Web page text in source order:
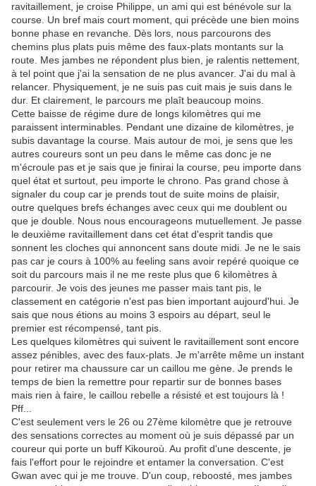
ravitaillement, je croise Philippe, un ami qui est bénévole sur la
course. Un bref mais court moment, qui précède une bien moins
bonne phase en revanche. Dès lors, nous parcourons des
chemins plus plats puis même des faux-plats montants sur la
route. Mes jambes ne répondent plus bien, je ralentis nettement,
à tel point que j'ai la sensation de ne plus avancer. J'ai du mal à
relancer. Physiquement, je ne suis pas cuit mais je suis dans le
dur. Et clairement, le parcours me plaît beaucoup moins.
Cette baisse de régime dure de longs kilomètres qui me
paraissent interminables. Pendant une dizaine de kilomètres, je
subis davantage la course. Mais autour de moi, je sens que les
autres coureurs sont un peu dans le même cas donc je ne
m'écroule pas et je sais que je finirai la course, peu importe dans
quel état et surtout, peu importe le chrono. Pas grand chose à
signaler du coup car je prends tout de suite moins de plaisir,
outre quelques brefs échanges avec ceux qui me doublent ou
que je double. Nous nous encourageons mutuellement. Je passe
le deuxième ravitaillement dans cet état d'esprit tandis que
sonnent les cloches qui annoncent sans doute midi. Je ne le sais
pas car je cours à 100% au feeling sans avoir repéré quoique ce
soit du parcours mais il ne me reste plus que 6 kilomètres à
parcourir. Je vois des jeunes me passer mais tant pis, le
classement en catégorie n'est pas bien important aujourd'hui. Je
sais que nous étions au moins 3 espoirs au départ, seul le
premier est récompensé, tant pis.
Les quelques kilomètres qui suivent le ravitaillement sont encore
assez pénibles, avec des faux-plats. Je m'arrête même un instant
pour retirer ma chaussure car un caillou me gène. Je prends le
temps de bien la remettre pour repartir sur de bonnes bases
mais rien à faire, le caillou rebelle a résisté et est toujours là !
Pff...
C'est seulement vers le 26 ou 27ème kilomètre que je retrouve
des sensations correctes au moment où je suis dépassé par un
coureur qui porte un buff Kikouroù. Au profit d'une descente, je
fais l'effort pour le rejoindre et entamer la conversation. C'est
Gwan avec qui je me trouve. D'un coup, reboosté, mes jambes